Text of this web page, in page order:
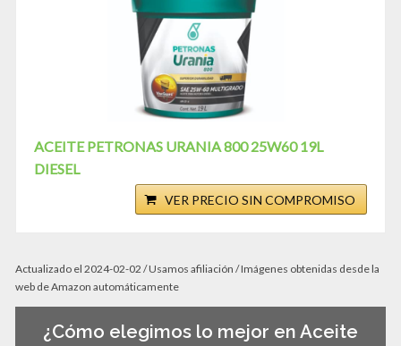
ACEITE PETRONAS URANIA 800 25W60 19L
DIESEL
VER PRECIO SIN COMPROMISO
Actualizado el 2024-02-02 / Usamos afiliación / Imágenes obtenidas desde la
web de Amazon automáticamente
¿Cómo elegimos lo mejor en Aceite